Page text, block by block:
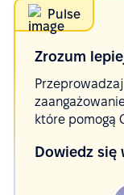
Pulse
Zrozum
które pomogą
Dowiedz się